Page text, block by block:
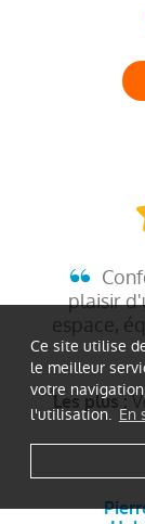
Ce site utilise
le meilleur
votre
l'utilisation. En
plaisir
espace,
Les plus :